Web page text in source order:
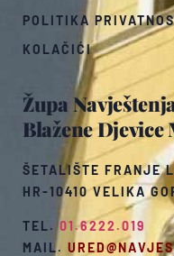
Župa
Blažene Djevice
ŠETALIŠTE FRANJE
HR-10410 VELIKA
TEL.01.6222.019
MAIL.
POLITIKA
KOLAČIĆI